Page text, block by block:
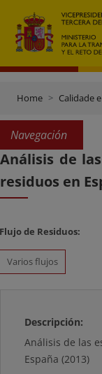
Home Calidade
Navegación
Análisis de
residuos en
Flujo de Residuos:
Varios flujos
Descripción:
Análisis de las
España (2013)